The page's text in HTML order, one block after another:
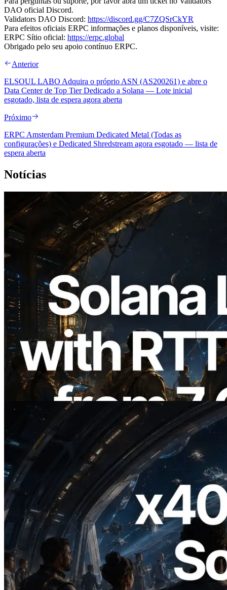
DAO oficial Discord.
Validators DAO Discord: https://discord.gg/C7ZQSrCkYR
Para efeitos oficiais ERPC informações e planos disponíveis, visite:
ERPC Sítio oficial: https://erpc.global
Obrigado pelo seu apoio contínuo ERPC.
Anterior
ELSOUL LABO Adquira o próprio ASN (AS200261) e abre o
Data Center de Top Tier Dedicado a Solana — Lote inicial
esgotado, lista de espera agora aberta
Próximo
ERPC Amsterdam Premium Dedicated Metal (Todas as
configurações) e Dedicated Shredstream agora esgotado — lista de
espera aberta
Notícias
2026.08.05
ERPC expande a Solana Leader Slot API
com medição de ping a partir de 7 regiões
globais — Validators Information API
também lançada
2026.07.04
ERPC lança Solana RPC com suporte a
x402 — A era em que agentes de IA
pagam sob demanda pelas APIs de que
precisam